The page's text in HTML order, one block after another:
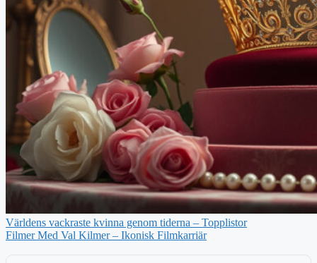
Världens vackraste kvinna genom tiderna – Topplistor
Filmer Med Val Kilmer – Ikonisk Filmkarriär